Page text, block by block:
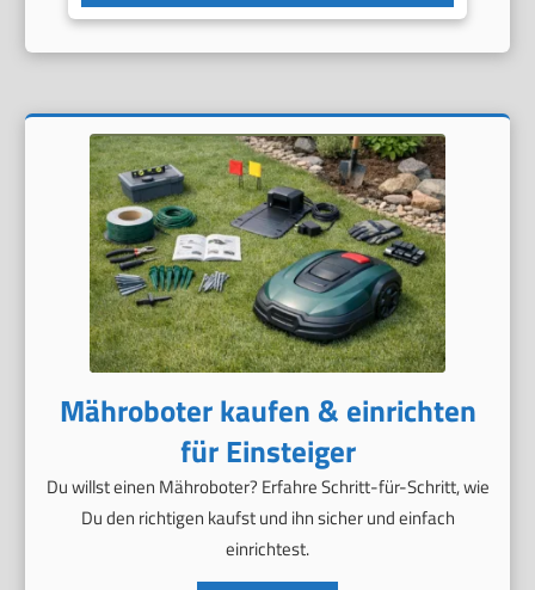
Mähroboter kaufen & einrichten
für Einsteiger
Du willst einen Mähroboter? Erfahre Schritt-für-Schritt, wie
Du den richtigen kaufst und ihn sicher und einfach
einrichtest.